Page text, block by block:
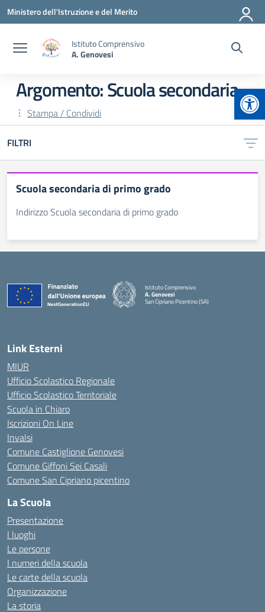
Vai ai contenuti
Vai al menu di navigazione
Vai al footer
Ministero dell'Istruzione e del Merito
Istituto Comprensivo
A. Genovesi
Argomento: Scuola secondaria
Stampa / Condividi
FILTRI
Scuola secondaria di primo grado
Indirizzo Scuola secondaria di primo grado
Istituto Comprensivo
A. Genovesi
San Cipriano Picentino (SA)
— Visita la pagina iniziale della scuola
Link Esterni
MIUR
Ufficio Scolastico Regionale
Ufficio Scolastico Territoriale
Scuola in Chiaro
Iscrizioni On Line
Invalsi
Comune Castiglione Genovesi
Comune Giffoni Sei Casali
Comune San Cipriano picentino
La Scuola
Presentazione
I luoghi
Le persone
I numeri della scuola
Le carte della scuola
Organizzazione
La storia